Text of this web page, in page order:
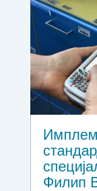
Филип